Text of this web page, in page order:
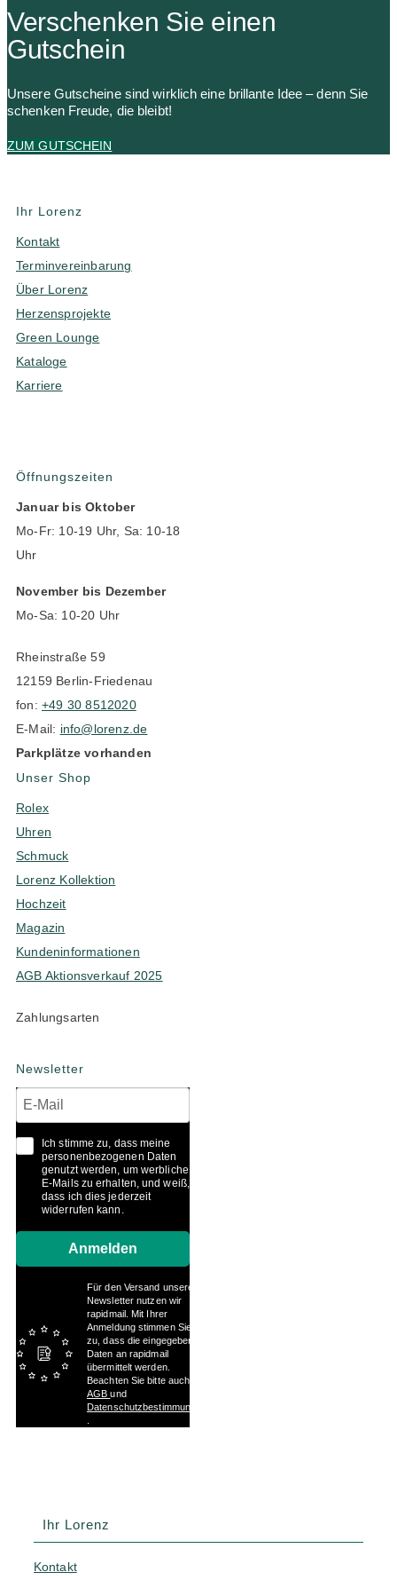
Verschenken Sie einen
Gutschein
Unsere Gutscheine sind wirklich eine brillante Idee – denn Sie
schenken Freude, die bleibt!
ZUM GUTSCHEIN
Ihr Lorenz
Kontakt
Terminvereinbarung
Über Lorenz
Herzensprojekte
Green Lounge
Kataloge
Karriere
Öffnungszeiten
Januar bis Oktober
Mo-Fr: 10-19 Uhr, Sa: 10-18
Uhr
November bis Dezember
Mo-Sa: 10-20 Uhr
Rheinstraße 59
12159 Berlin-Friedenau
fon: +49 30 8512020
E-Mail: info@lorenz.de
Parkplätze vorhanden
Unser Shop
Rolex
Uhren
Schmuck
Lorenz Kollektion
Hochzeit
Magazin
Kundeninformationen
AGB Aktionsverkauf 2025
Zahlungsarten
Newsletter
Ich stimme zu, dass meine
personenbezogenen Daten
genutzt werden, um werbliche
E-Mails zu erhalten, und weiß,
dass ich dies jederzeit
widerrufen kann.
Anmelden
Für den Versand unserer
Newsletter nutzen wir
rapidmail. Mit Ihrer
Anmeldung stimmen Sie
zu, dass die eingegebenen
Daten an rapidmail
übermittelt werden.
Beachten Sie bitte auch die
AGBund
Datenschutzbestimmungen
Ihr Lorenz
Kontakt